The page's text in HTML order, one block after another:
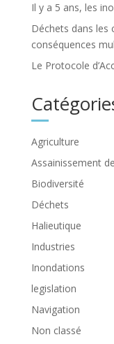
Il y a 5 ans, les
Déchets dans les
conséquences
Le Protocole
Agriculture
Assainissement
Biodiversité
Déchets
Halieutique
Industries
Inondations
legislation
Navigation
Non classé